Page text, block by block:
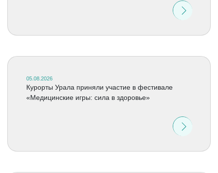
05.08.2026
Курорты Урала приняли участие в фестивале
«Медицинские игры: сила в здоровье»